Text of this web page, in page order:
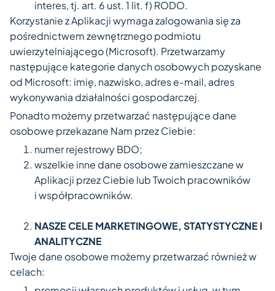
interes, tj. art. 6 ust. 1 lit. f) RODO.
Korzystanie z Aplikacji wymaga zalogowania się za
pośrednictwem zewnętrznego podmiotu
uwierzytelniającego (Microsoft). Przetwarzamy
następujące kategorie danych osobowych pozyskane
od Microsoft: imię, nazwisko, adres e-mail, adres
wykonywania działalności gospodarczej.
Ponadto możemy przetwarzać następujące dane
osobowe przekazane Nam przez Ciebie:
numer rejestrowy BDO;
wszelkie inne dane osobowe zamieszczane w
Aplikacji przez Ciebie lub Twoich pracowników
i współpracowników.
NASZE CELE MARKETINGOWE, STATYSTYCZNE I
ANALITYCZNE
Twoje dane osobowe możemy przetwarzać również w
celach: